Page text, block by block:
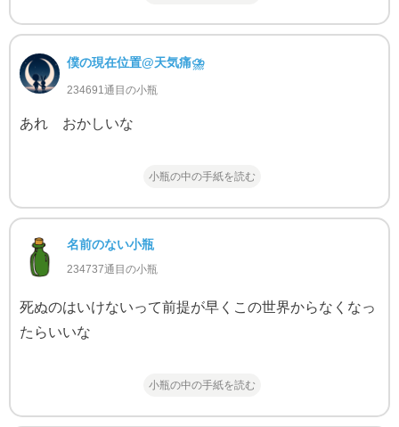
僕の現在位置@天気痛⛈
234691通目の小瓶
あれ おかしいな
小瓶の中の手紙を読む
名前のない小瓶
234737通目の小瓶
死ぬのはいけないって前提が早くこの世界からなくなっ
たらいいな
小瓶の中の手紙を読む